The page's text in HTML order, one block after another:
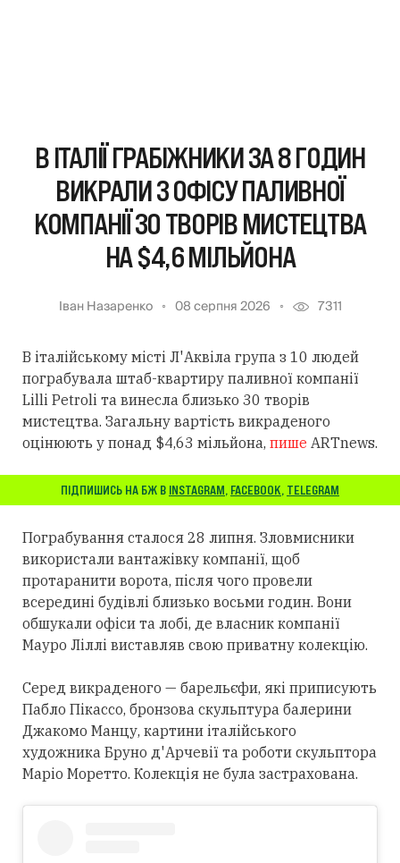
В ІТАЛІЇ ГРАБІЖНИКИ ЗА 8 ГОДИН
ВИКРАЛИ З ОФІСУ ПАЛИВНОЇ
КОМПАНІЇ 30 ТВОРІВ МИСТЕЦТВА
НА $4,6 МІЛЬЙОНА
Іван Назаренко 08 серпня 2026 7311
В італійському місті Л'Аквіла група з 10 людей
пограбувала штаб-квартиру паливної компанії
Lilli Petroli та винесла близько 30 творів
мистецтва. Загальну вартість викраденого
оцінюють у понад $4,63 мільйона, пише ARTnews.
ПІДПИШИСЬ НА БЖ В INSTAGRAM, FACEBOOK, TELEGRAM
Пограбування сталося 28 липня. Зловмисники
використали вантажівку компанії, щоб
протаранити ворота, після чого провели
всередині будівлі близько восьми годин. Вони
обшукали офіси та лобі, де власник компанії
Мауро Ліллі виставляв свою приватну колекцію.
Серед викраденого — барельєфи, які приписують
Пабло Пікассо, бронзова скульптура балерини
Джакомо Манцу, картини італійського
художника Бруно д'Арчевії та роботи скульптора
Маріо Моретто. Колекція не була застрахована.